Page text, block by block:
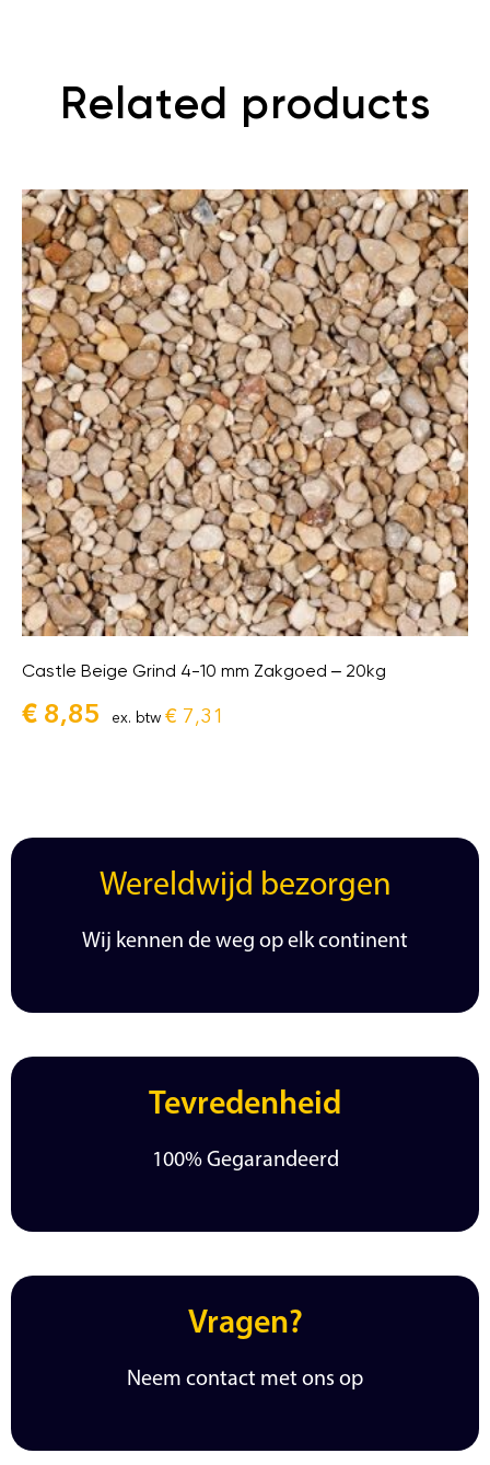
Related products
Castle Beige Grind 4-10 mm Zakgoed – 20kg
€ 8,85 ex. btw € 7,31
Wereldwijd bezorgen
Wij kennen de weg op elk continent
Tevredenheid
100% Gegarandeerd
Vragen?
Neem contact met ons op